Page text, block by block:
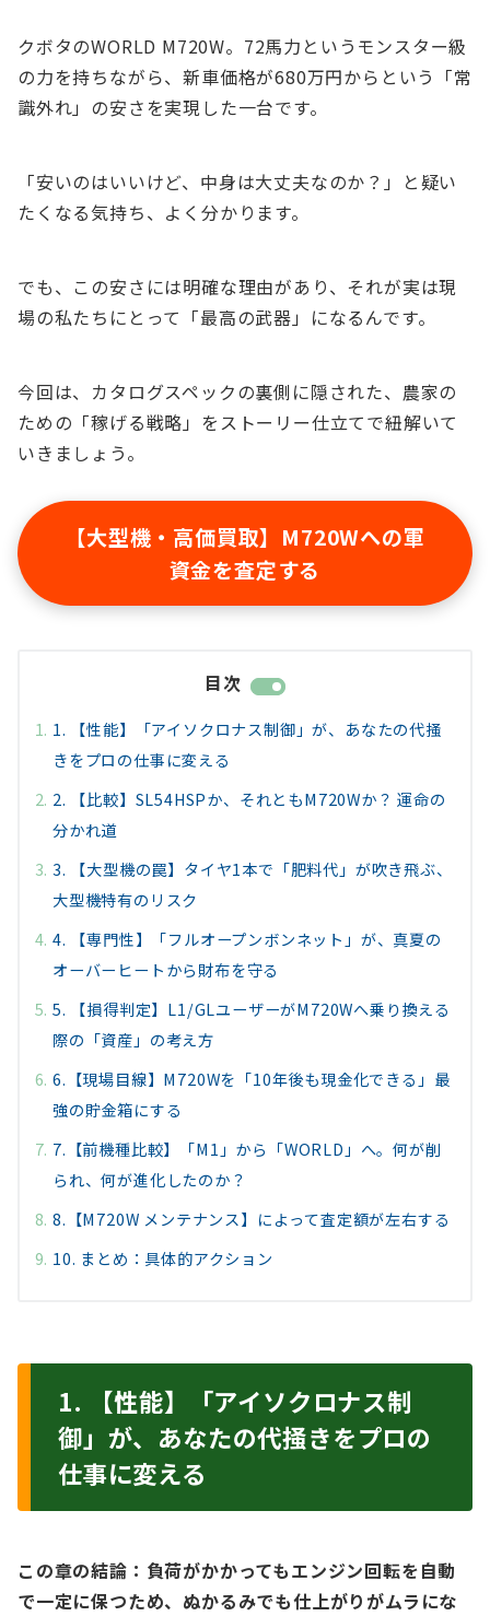
クボタのWORLD M720W。72馬力というモンスター級
の力を持ちながら、新車価格が680万円からという「常
識外れ」の安さを実現した一台です。
「安いのはいいけど、中身は大丈夫なのか？」と疑い
たくなる気持ち、よく分かります。
でも、この安さには明確な理由があり、それが実は現
場の私たちにとって「最高の武器」になるんです。
今回は、カタログスペックの裏側に隠された、農家の
ための「稼げる戦略」をストーリー仕立てで紐解いて
いきましょう。
【大型機・高価買取】M720Wへの軍
資金を査定する
目次
1. 【性能】「アイソクロナス制御」が、あなたの代掻
きをプロの仕事に変える
2. 【比較】SL54HSPか、それともM720Wか？ 運命の
分かれ道
3. 【大型機の罠】タイヤ1本で「肥料代」が吹き飛ぶ、
大型機特有のリスク
4. 【専門性】「フルオープンボンネット」が、真夏の
オーバーヒートから財布を守る
5. 【損得判定】L1/GLユーザーがM720Wへ乗り換える
際の「資産」の考え方
6.【現場目線】M720Wを「10年後も現金化できる」最
強の貯金箱にする
7.【前機種比較】「M1」から「WORLD」へ。何が削
られ、何が進化したのか？
8.【M720W メンテナンス】によって査定額が左右する
10. まとめ：具体的アクション
1. 【性能】「アイソクロナス制
御」が、あなたの代掻きをプロの
仕事に変える
この章の結論：負荷がかかってもエンジン回転を自動
で一定に保つため、ぬかるみでも仕上がりがムラにな